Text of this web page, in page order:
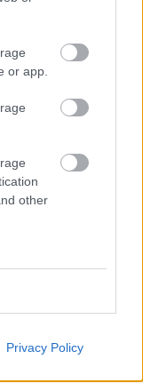
or app.
other
Privacy Policy
ismereteit
Szolnok:
lett a vasút